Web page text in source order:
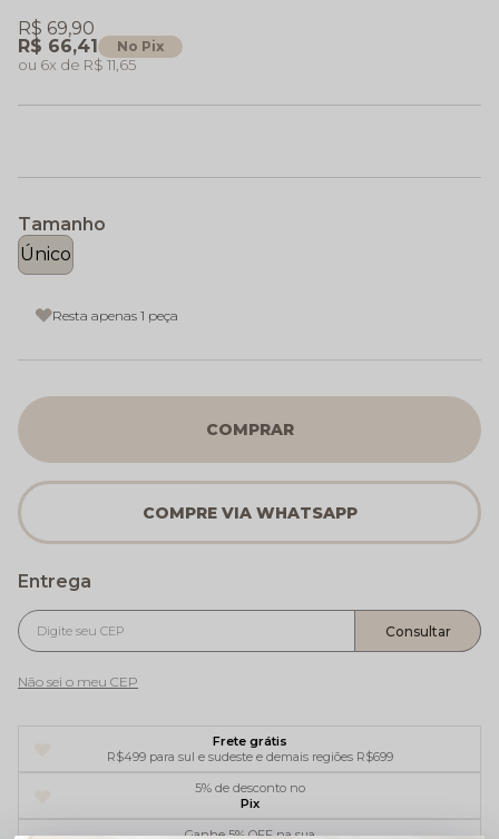
R$ 66,41 No Pix
R$ 69,90
6x R$ 11,65
Tamanho
Único
COMPRAR
Resta apenas 1 peça
Não sei o meu CEP
Frete grátis
R$499 para sul e sudeste e demais regiões R$699
5% de desconto no
Pix
Ganhe 5% OFF na sua